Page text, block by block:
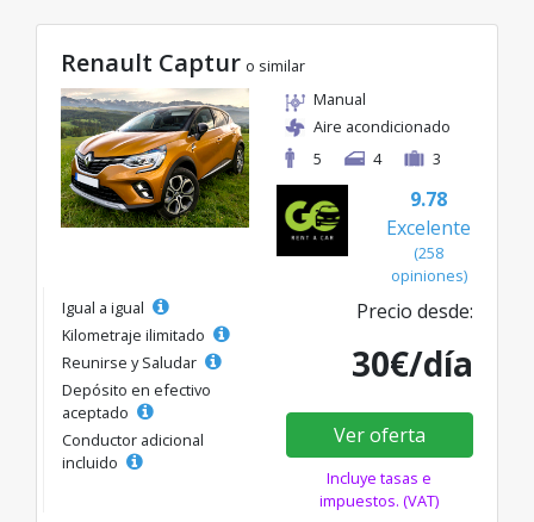
Renault Captur o similar
Manual
Aire acondicionado
5
4 3
9.78
Excelente
(258
opiniones)
Igual a igual
Kilometraje ilimitado
Reunirse y Saludar
Depósito en efectivo
aceptado
Conductor adicional
incluido
Precio desde:
30€/día
Ver oferta
Incluye tasas e
impuestos. (VAT)